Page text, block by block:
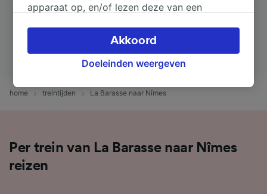
home treintijden La Barasse naar Nîmes
Per trein van La Barasse naar Nîmes
reizen
apparaat op, en/of lezen deze van een
verwerken. Je kunt je instellingen bevestigen
of wijzigen door hieronder te klikken.
Daaronder valt ook je recht om bezwaar te
verwerking een beroep op gerechtvaardigd
keuzes worden aan onze partners
doorgegeven en hebben geen invloed op
Doeleinden weergeven
Akkoord